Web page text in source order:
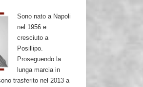
Sono nato a Napoli
nel 1956 e
cresciuto a
Posillipo.
Proseguendo la
lunga marcia in
trasferito nel 2013 a